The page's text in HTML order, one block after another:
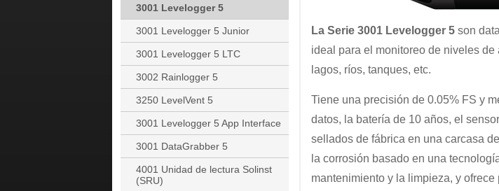
La Serie 3001 Levelogger 5 son
ideal para el monitoreo de niveles
lagos, ríos, tanques, etc.
Tiene una precisión de 0.05% FS y
datos, la batería de 10 años, el
sellados de fábrica en una carcasa
la corrosión basado en una
mantenimiento y la limpieza, y
3001 Levelogger 5
3001 Levelogger 5 Junior
3001 Levelogger 5 LTC
3002 Rainlogger 5
3250 LevelVent 5
3001 Levelogger 5 App Interface
3001 DataGrabber 5
4001 Unidad de lectura Solinst
(SRU)